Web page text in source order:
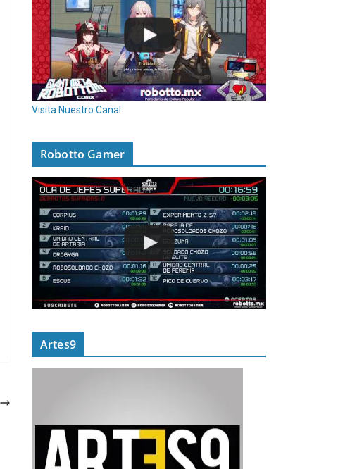
Visita Nuestro Canal
Robotto Gamer
Artes9